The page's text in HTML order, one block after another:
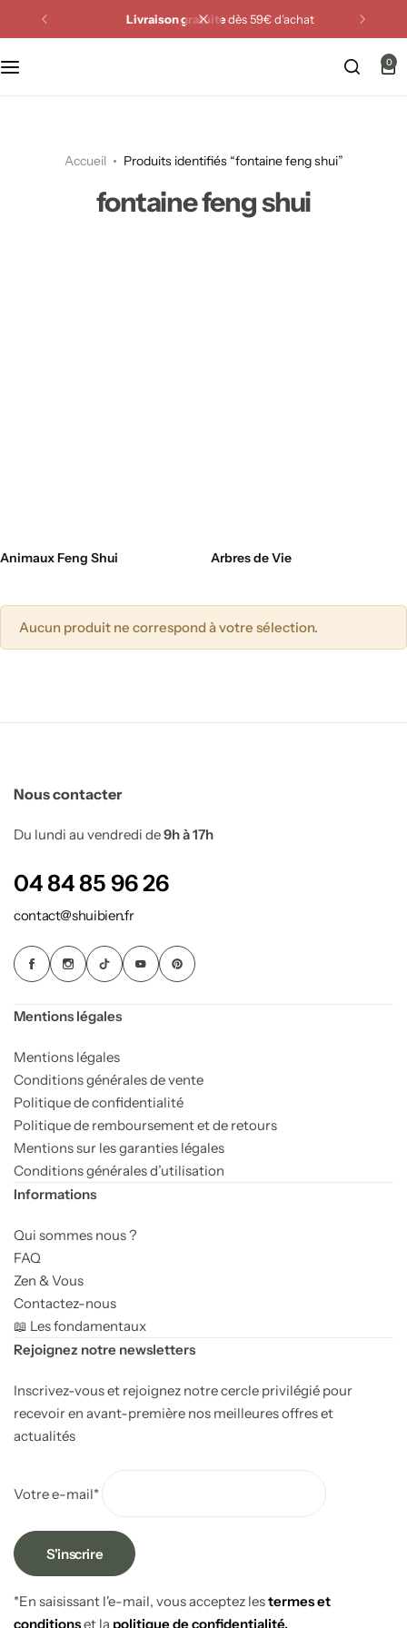
Livraison gratuitedès 59€ d'achat
0
Accueil Produits identifiés “fontaine feng shui”
fontaine feng shui
Animaux Feng Shui Arbres de Vie
Aucun produit ne correspond à votre sélection.
Nous contacter
Du lundi au vendredi de9h à 17h
04 84 85 96 26
contact@shuibien.fr
Mentions légales
Mentions légales
Conditions générales de vente
Politique de confidentialité
Politique de remboursement et de retours
Mentions sur les garanties légales
Conditions générales d’utilisation
Informations
Qui sommes nous ?
FAQ
Zen & Vous
Contactez-nous
📖 Les fondamentaux
Rejoignez notre newsletters
Inscrivez-vous et rejoignez notre cercle privilégié pour
recevoir en avant-première nos meilleures offres et
actualités
Votre e-mail*
*En saisissant l'e-mail, vous acceptez lestermes et
conditionset la politique de confidentialité.
Miroirs Feng Shui
Bougeoirs
Accessoires de bougie
Pierres & Minéraux
Bracelets
Galets
Pierres roulées
Minéraux bruts & sculptés
Lampes minérales
Pièces uniques
Cuisine Feng shui